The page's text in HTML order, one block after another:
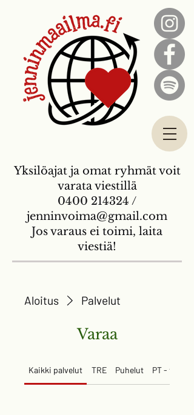
Yksilöajat ja omat ryhmät voit
varata viestillä
0400 214324 /
jenninvoima@gmail.com
Jos varaus ei toimi, laita
viestiä!
Aloitus Palvelut
Varaa
Kaikki palvelut TRE Puhelut PT -